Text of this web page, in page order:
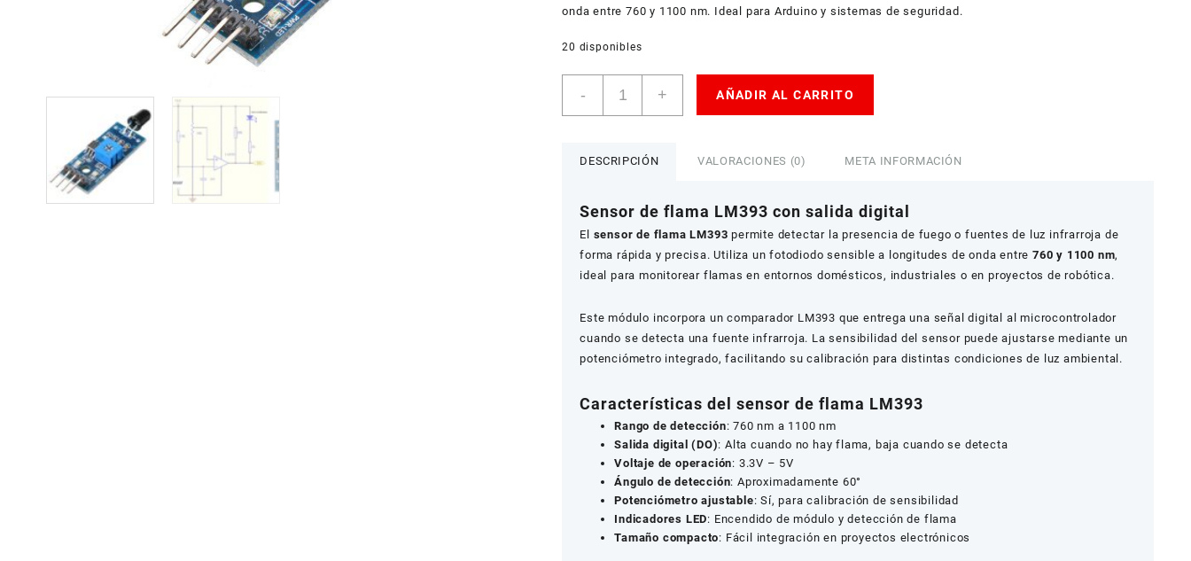
onda entre 760 y 1100 nm. Ideal para Arduino y sistemas de seguridad.
20 disponibles
-
infrarrojo
+ AÑADIR AL CARRITO
DESCRIPCIÓN VALORACIONES (0) META INFORMACIÓN
Sensor de flama LM393 con salida digital
El sensor de flama LM393 permite detectar la presencia de fuego o fuentes de luz infrarroja de
forma rápida y precisa. Utiliza un fotodiodo sensible a longitudes de onda entre760 y 1100 nm,
ideal para monitorear flamas en entornos domésticos, industriales o en proyectos de robótica.
Este módulo incorpora un comparador LM393 que entrega una señal digital al microcontrolador
cuando se detecta una fuente infrarroja. La sensibilidad del sensor puede ajustarse mediante un
potenciómetro integrado, facilitando su calibración para distintas condiciones de luz ambiental.
Características del sensor de flama LM393
Rango de detección: 760 nm a 1100 nm
Salida digital (DO): Alta cuando no hay flama, baja cuando se detecta
Voltaje de operación: 3.3V – 5V
Ángulo de detección: Aproximadamente 60°
Potenciómetro ajustable: Sí, para calibración de sensibilidad
Indicadores LED: Encendido de módulo y detección de flama
Tamaño compacto: Fácil integración en proyectos electrónicos